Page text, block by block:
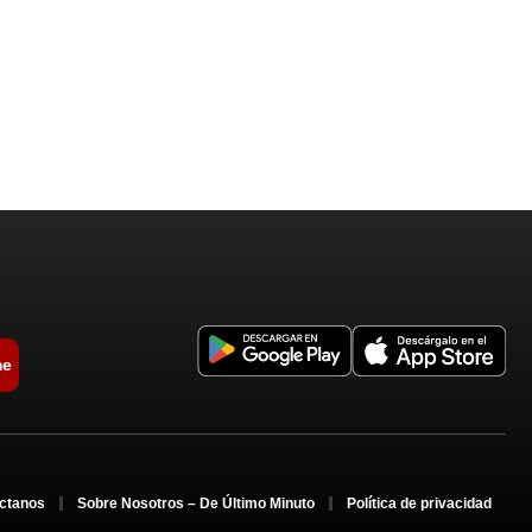
Sobre Nosotros – De Último Minuto Política de privacidad